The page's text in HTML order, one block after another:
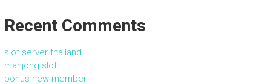
Recent Comments
slot server thailand
mahjong slot
bonus new member